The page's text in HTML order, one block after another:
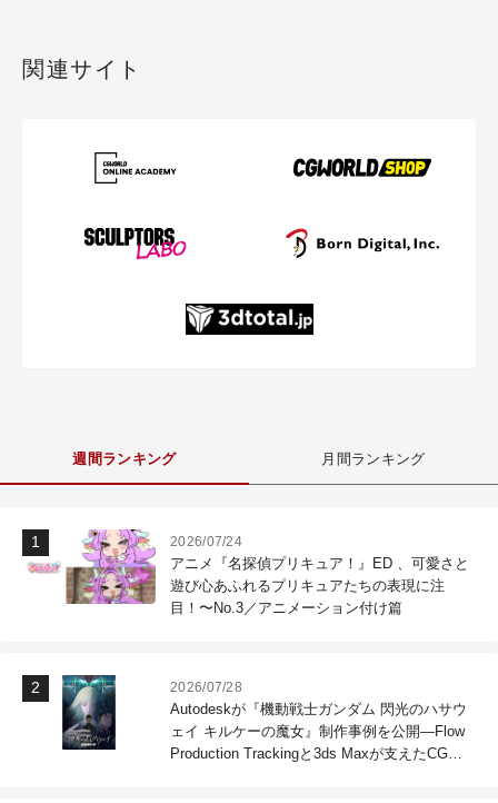
関連サイト
週間ランキング 月間ランキング
2026/07/24
アニメ『名探偵プリキュア！』ED 、可愛さと
遊び心あふれるプリキュアたちの表現に注
目！〜No.3／アニメーション付け篇
2026/07/28
Autodeskが『機動戦士ガンダム 閃光のハサウ
ェイ キルケーの魔女』制作事例を公開―Flow
Production Trackingと3ds Maxが支えたCG制